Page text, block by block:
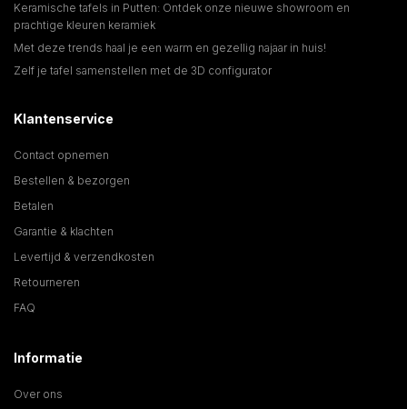
Keramische tafels in Putten: Ontdek onze nieuwe showroom en
prachtige kleuren keramiek
Met deze trends haal je een warm en gezellig najaar in huis!
Zelf je tafel samenstellen met de 3D configurator
Klantenservice
Contact opnemen
Bestellen & bezorgen
Betalen
Garantie & klachten
Levertijd & verzendkosten
Retourneren
FAQ
Informatie
Over ons